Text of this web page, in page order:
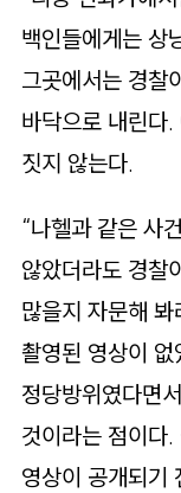
백인들에게는 상
그곳에서는 경찰
바닥으로 내린다
짓지 않는다.
“나헬과 같은 사
않았더라도 경찰
많을지 자문해
촬영된 영상이
정당방위였다면
것이라는 점이다
영상이 공개되기